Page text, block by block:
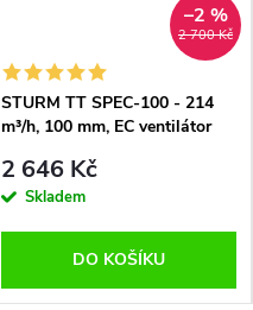
2 700 Kč
–2 %
STURM TT SPEC-100 - 214
m³/h, 100 mm, EC ventilátor
2 646 Kč
Skladem
DO KOŠÍKU